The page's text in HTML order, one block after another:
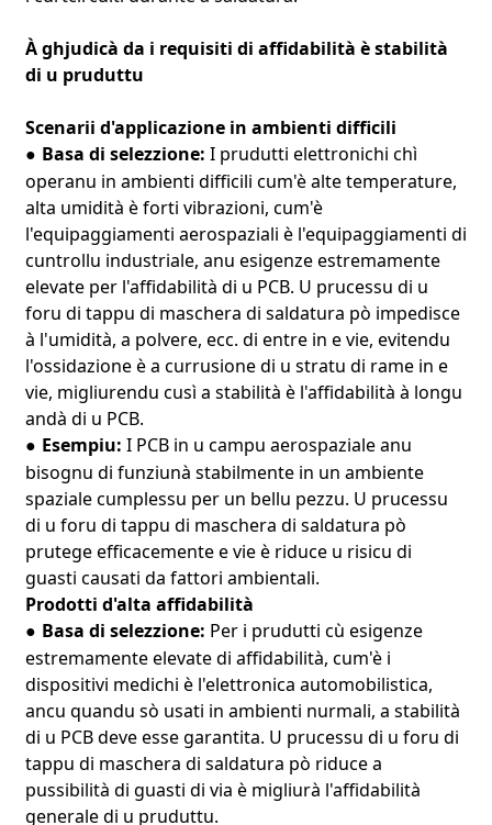
À ghjudicà da i requisiti di affidabilità è stabilità
di u pruduttu
Scenarii d'applicazione in ambienti difficili
● Basa di selezzione: I prudutti elettronichi chì
operanu in ambienti difficili cum'è alte temperature,
alta umidità è forti vibrazioni, cum'è
l'equipaggiamenti aerospaziali è l'equipaggiamenti di
cuntrollu industriale, anu esigenze estremamente
elevate per l'affidabilità di u PCB. U prucessu di u
foru di tappu di maschera di saldatura pò impedisce
à l'umidità, a polvere, ecc. di entre in e vie, evitendu
l'ossidazione è a currusione di u stratu di rame in e
vie, migliurendu cusì a stabilità è l'affidabilità à longu
andà di u PCB.
● Esempiu: I PCB in u campu aerospaziale anu
bisognu di funziunà stabilmente in un ambiente
spaziale cumplessu per un bellu pezzu. U prucessu
di u foru di tappu di maschera di saldatura pò
prutege efficacemente e vie è riduce u risicu di
guasti causati da fattori ambientali.
Prodotti d'alta affidabilità
● Basa di selezzione: Per i prudutti cù esigenze
estremamente elevate di affidabilità, cum'è i
dispositivi medichi è l'elettronica automobilistica,
ancu quandu sò usati in ambienti nurmali, a stabilità
di u PCB deve esse garantita. U prucessu di u foru di
tappu di maschera di saldatura pò riduce a
pussibilità di guasti di via è migliurà l'affidabilità
generale di u pruduttu.